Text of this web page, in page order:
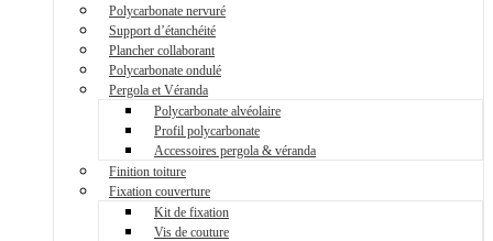
Polycarbonate nervuré
Support d’étanchéité
Plancher collaborant
Polycarbonate ondulé
Pergola et Véranda
Polycarbonate alvéolaire
Profil polycarbonate
Accessoires pergola & véranda
Finition toiture
Fixation couverture
Kit de fixation
Vis de couture